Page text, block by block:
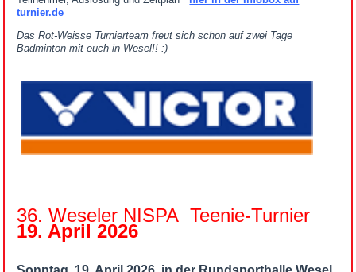
turnier.de
Das Rot-Weisse Turnierteam freut sich schon auf zwei Tage
Badminton mit euch in Wesel!! :)
36. Weseler NISPA Teenie-Turnier
19. April 2026